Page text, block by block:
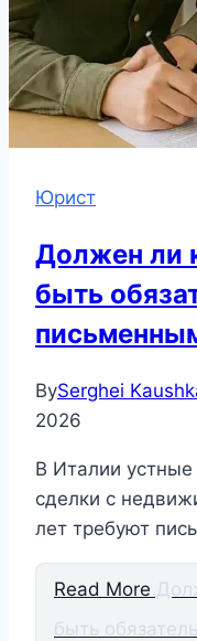
Юрист
Должен ли
быть
BySerghei
2026
В Италии
сделки с
лет требуют
Read More
быть